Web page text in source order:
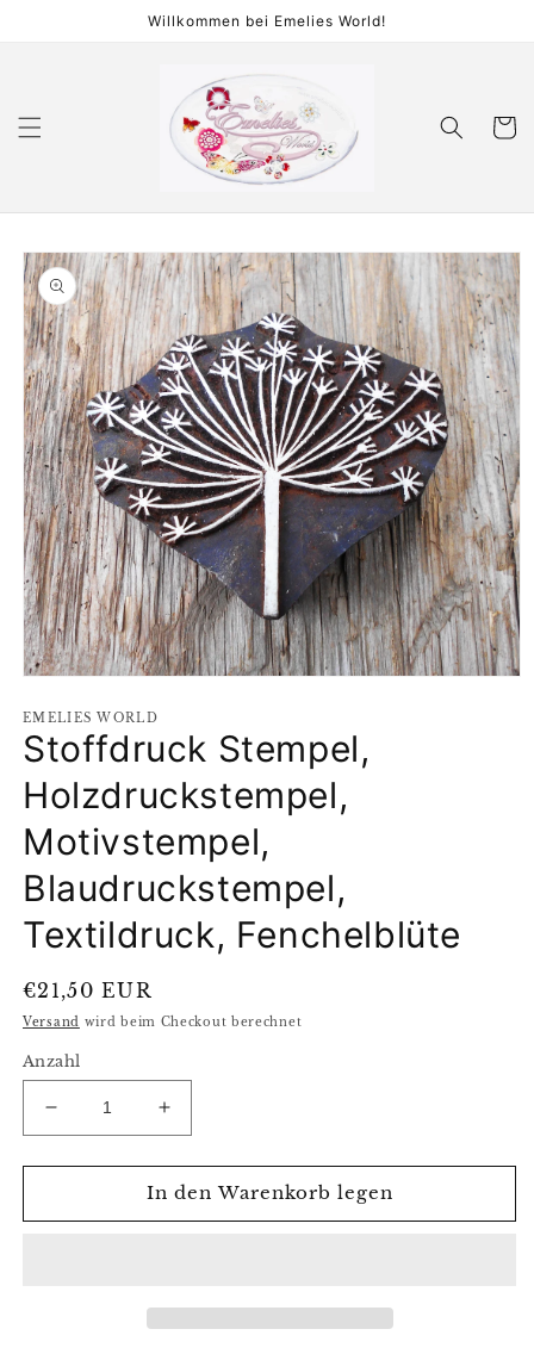
Willkommen bei Emelies World!
in
Modal
öffnen
EMELIES WORLD
Stoffdruck Stempel,
Holzdruckstempel,
Motivstempel,
Blaudruckstempel,
Textildruck, Fenchelblüte
Normaler
Preis
€21,50 EUR
Versand wird beim Checkout berechnet
Anzahl
Verringere
die
Menge
Stoffdruck
Erhöhe
die
Menge
für
Stoffdruck
In den Warenkorb legen